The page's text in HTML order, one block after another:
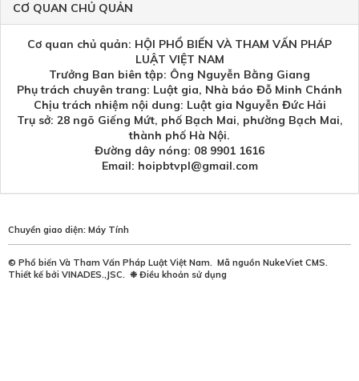
CƠ QUAN CHỦ QUẢN
Cơ quan chủ quản: HỘI PHỔ BIẾN VÀ THAM VẤN PHÁP
LUẬT VIỆT NAM
Trưởng Ban biên tập: Ông Nguyễn Bằng Giang
Phụ trách chuyên trang: Luật gia, Nhà báo Đỗ Minh Chánh
Chịu trách nhiệm nội dung: Luật gia Nguyễn Đức Hải
Trụ sở: 28 ngõ Giếng Mứt, phố Bạch Mai, phường Bạch Mai,
thành phố Hà Nội.
Đường dây nóng: 08 9901 1616
Email: hoipbtvpl@gmail.com
Chuyển giao diện: Máy Tính
© Phổ biến Và Tham Vấn Pháp Luật Việt Nam. Mã nguồn NukeViet CMS.
Thiết kế bởi VINADES.,JSC. ❉ Điều khoản sử dụng